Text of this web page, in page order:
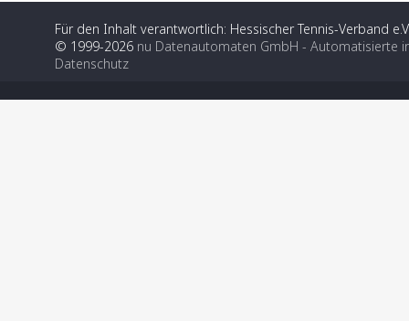
Für den Inhalt verantwortlich: Hessischer Tennis-Verband
© 1999-2026 nu Datenautomaten GmbH - Automatisierte
Datenschutz